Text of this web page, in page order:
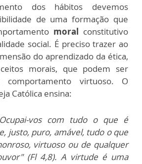
dos hábitos devemos
de uma formação que
moral constitutivo
social. É preciso trazer ao
do aprendizado da ética,
morais, que podem ser
comportamento virtuoso. O
Católica ensina:
vos com tudo o que é
justo, puro, amável, tudo o que
virtuoso ou de qualquer
(Fl 4,8). A virtude é uma